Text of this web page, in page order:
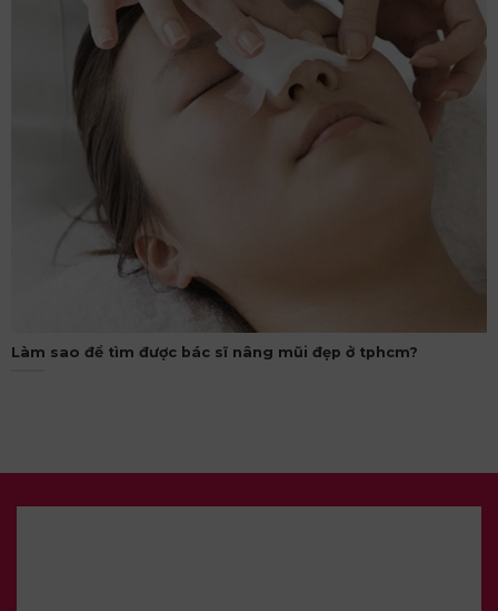
Làm sao để tìm được bác sĩ nâng mũi đẹp ở tphcm?